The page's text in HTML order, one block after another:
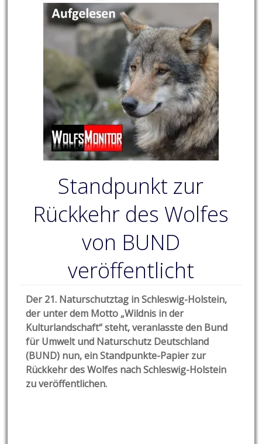
Standpunkt zur
Rückkehr des Wolfes
von BUND
veröffentlicht
Der 21. Naturschutztag in Schleswig-Holstein,
der unter dem Motto „Wildnis in der
Kulturlandschaft“ steht, veranlasste den Bund
für Umwelt und Naturschutz Deutschland
(BUND) nun, ein Standpunkte-Papier zur
Rückkehr des Wolfes nach Schleswig-Holstein
zu veröffentlichen.